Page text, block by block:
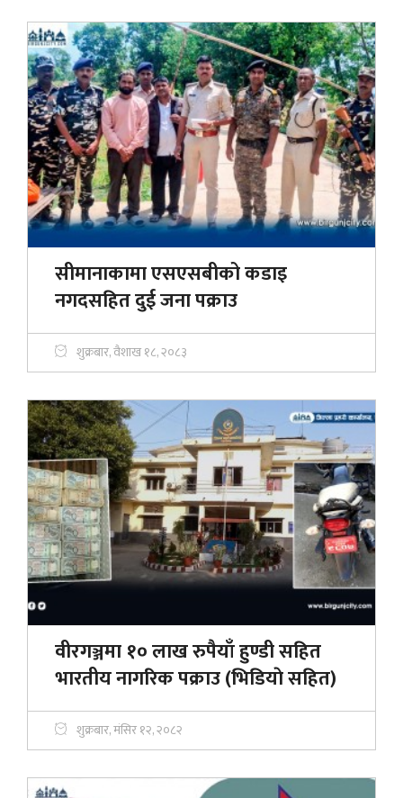
सीमानाकामा एसएसबीको कडाइ
नगदसहित दुई जना पक्राउ
शुक्रबार, वैशाख १८, २०८३
वीरगञ्जमा १० लाख रुपैयाँ हुण्डी सहित
भारतीय नागरिक पक्राउ (भिडियाे सहित)
शुक्रबार, मंसिर १२, २०८२